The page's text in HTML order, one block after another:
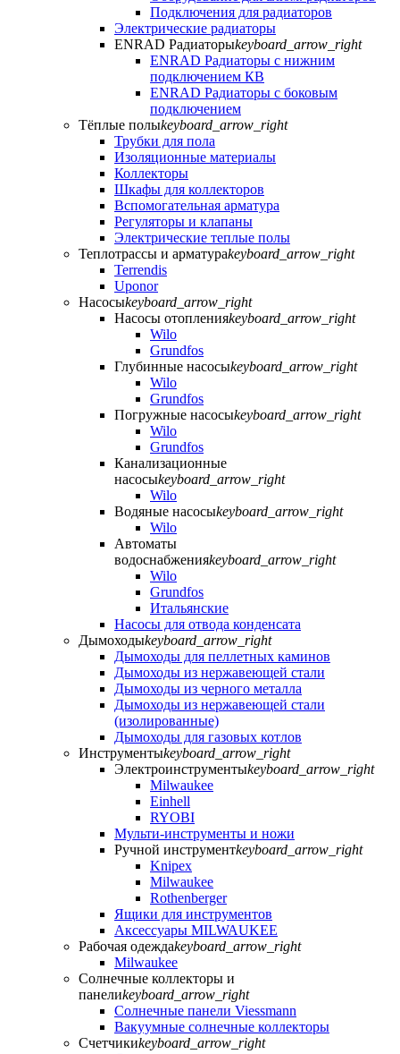
Подключения для радиаторов
Электрические радиаторы
ENRAD Радиаторыkeyboard_arrow_right
ENRAD Радиаторы с нижним
подключением КВ
ENRAD Радиаторы с боковым
подключением
Тёплые полыkeyboard_arrow_right
Трубки для пола
Изоляционные материалы
Коллекторы
Шкафы для коллекторов
Вспомогательная арматура
Регуляторы и клапаны
Электрические теплые полы
Теплотрассы и арматураkeyboard_arrow_right
Terrendis
Uponor
Насосыkeyboard_arrow_right
Насосы отопленияkeyboard_arrow_right
Wilo
Grundfos
Глубинные насосыkeyboard_arrow_right
Wilo
Grundfos
Погружные насосыkeyboard_arrow_right
Wilo
Grundfos
Канализационные
насосыkeyboard_arrow_right
Wilo
Водяные насосыkeyboard_arrow_right
Wilo
Автоматы
водоснабженияkeyboard_arrow_right
Wilo
Grundfos
Итальянские
Насосы для отвода конденсата
Дымоходыkeyboard_arrow_right
Дымоходы для пеллетных каминов
Дымоходы из нержавеющей стали
Дымоходы из черного металла
Дымоходы из нержавеющей стали
(изолированные)
Дымоходы для газовых котлов
Инструментыkeyboard_arrow_right
Электроинструментыkeyboard_arrow_right
Milwaukee
Einhell
RYOBI
Мульти-инструменты и ножи
Ручной инструментkeyboard_arrow_right
Knipex
Milwaukee
Rothenberger
Ящики для инструментов
Аксессуары MILWAUKEE
Рабочая одеждаkeyboard_arrow_right
Milwaukee
Солнечные коллекторы и
панелиkeyboard_arrow_right
Солнечные панели Viessmann
Вакуумные солнечные коллекторы
Счетчикиkeyboard_arrow_right